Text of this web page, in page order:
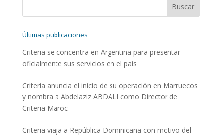
Últimas publicaciones
Criteria se concentra en Argentina para presentar
oficialmente sus servicios en el país
Criteria anuncia el inicio de su operación en Marruecos
y nombra a Abdelaziz ABDALI como Director de
Criteria Maroc
Criteria viaja a República Dominicana con motivo del